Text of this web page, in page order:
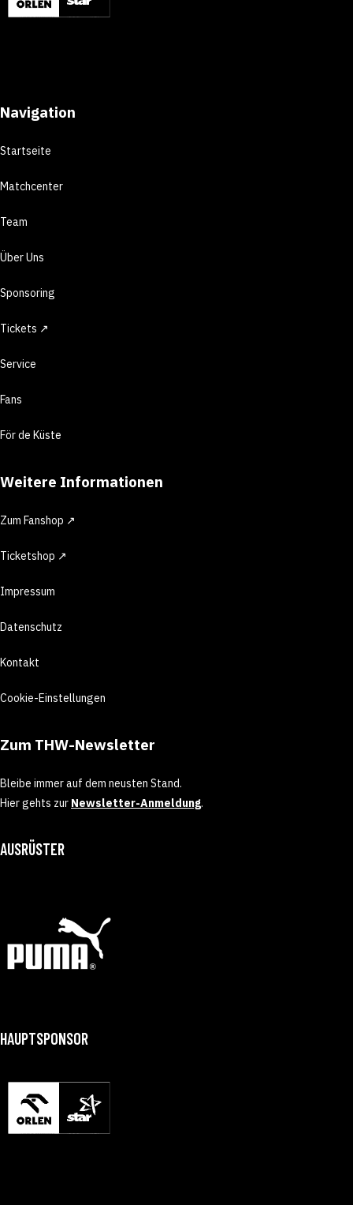
Navigation
Startseite
Matchcenter
Team
Über Uns
Sponsoring
Tickets ↗
Service
Fans
För de Küste
Weitere Informationen
Zum Fanshop ↗
Ticketshop ↗
Impressum
Datenschutz
Kontakt
Cookie-Einstellungen
Zum THW-Newsletter
Bleibe immer auf dem neusten Stand.
Hier gehts zur Newsletter-Anmeldung.
AUSRÜSTER
HAUPTSPONSOR